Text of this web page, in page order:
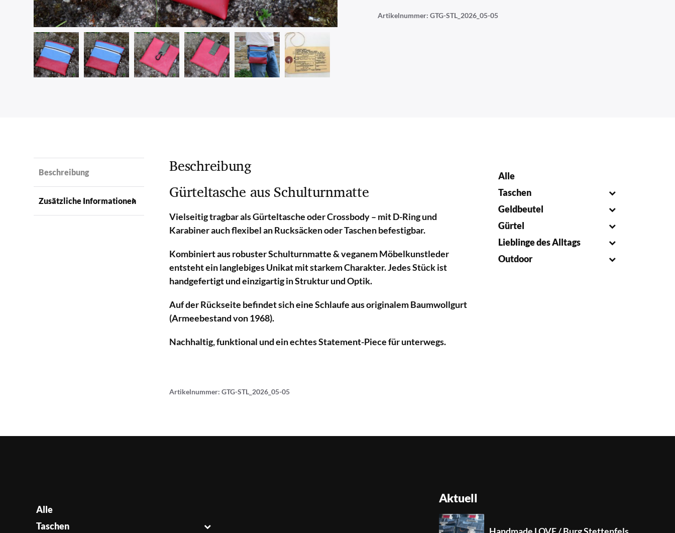
Artikelnummer: GTG-STL_2026_05-05
Beschreibung
Zusätzliche Informationen
Beschreibung
Gürteltasche aus Schulturnmatte
Vielseitig tragbar als Gürteltasche oder Crossbody – mit D-Ring und
Karabiner auch flexibel an Rucksäcken oder Taschen befestigbar.
Kombiniert aus robuster Schulturnmatte & veganem Möbelkunstleder
entsteht ein langlebiges Unikat mit starkem Charakter. Jedes Stück ist
handgefertigt und einzigartig in Struktur und Optik.
Auf der Rückseite befindet sich eine Schlaufe aus originalem Baumwollgurt
(Armeebestand von 1968).
Nachhaltig, funktional und ein echtes Statement-Piece für unterwegs.
Artikelnummer:GTG-STL_2026_05-05
Alle
Taschen
Geldbeutel
Gürtel
Lieblinge des Alltags
Outdoor
Alle
Taschen
Aktuell